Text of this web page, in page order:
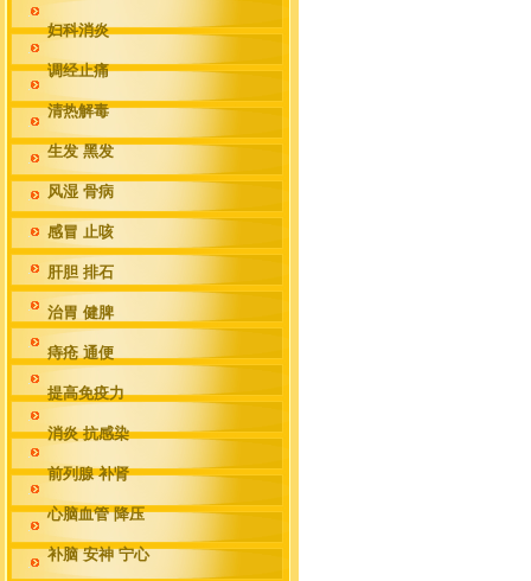
妇科消炎
调经止痛
清热解毒
生发 黑发
风湿 骨病
感冒 止咳
肝胆 排石
治胃 健脾
痔疮 通便
提高免疫力
消炎 抗感染
前列腺 补肾
心脑血管 降压
补脑 安神 宁心